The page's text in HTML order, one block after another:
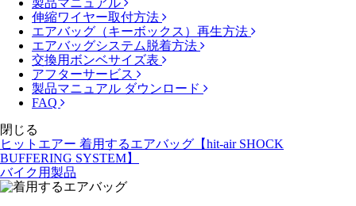
製品マニュアル
伸縮ワイヤー取付方法
エアバッグ（キーボックス）再生方法
エアバッグシステム脱着方法
交換用ボンベサイズ表
アフターサービス
製品マニュアル ダウンロード
FAQ
閉じる
ヒットエアー 着用するエアバッグ【hit-air SHOCK
BUFFERING SYSTEM】
バイク用製品